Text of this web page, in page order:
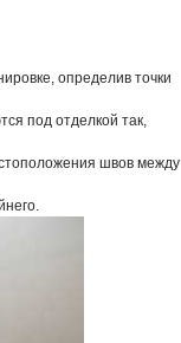
определив точки
под отделкой так,
швов между